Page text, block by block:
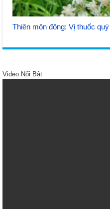
Thiên môn đông: Vị thuốc
Video Nổi Bật